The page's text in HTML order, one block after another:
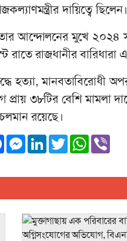
দায়িত্বে ছিলেন।
আন্দোলনের মুখে
রাজধানীর বারিধারা
হত্যা, মানবতাবিরোধী
প্রায় ৩৮টির বেশি মামলা
রয়েছে।
FacebookMessenger
LinkedInTwitterWhatsApp